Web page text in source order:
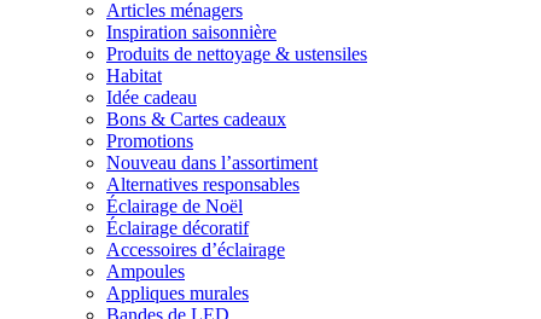
Articles ménagers
Inspiration saisonnière
Produits de nettoyage & ustensiles
Habitat
Idée cadeau
Bons & Cartes cadeaux
Promotions
Nouveau dans l’assortiment
Alternatives responsables
Éclairage de Noël
Éclairage décoratif
Accessoires d’éclairage
Ampoules
Appliques murales
Bandes de LED